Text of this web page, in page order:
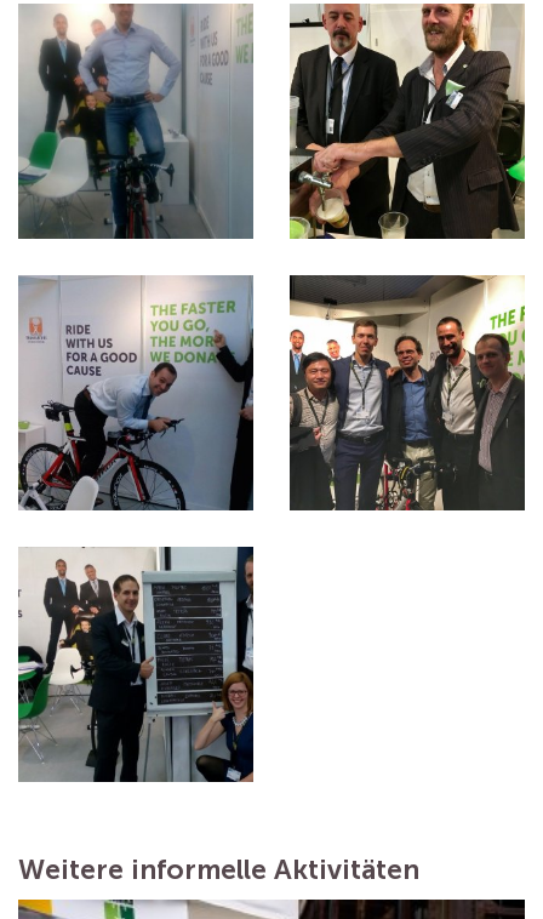
Weitere informelle Aktivitäten